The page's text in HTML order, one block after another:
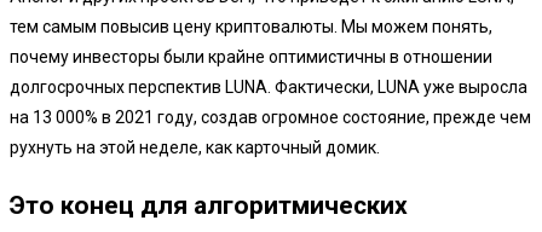
тем самым повысив цену криптовалюты. Мы можем понять,
почему инвесторы были крайне оптимистичны в отношении
долгосрочных перспектив LUNA. Фактически, LUNA уже выросла
на 13 000% в 2021 году, создав огромное состояние, прежде чем
рухнуть на этой неделе, как карточный домик.
Это конец для алгоритмических